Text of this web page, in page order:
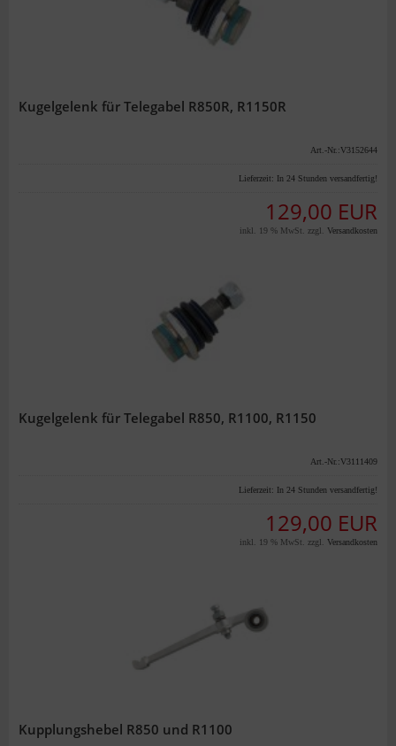
Kugelgelenk für Telegabel R850R, R1150R
Art.-Nr.:V3152644
Lieferzeit: In 24 Stunden versandfertig!
129,00 EUR
inkl. 19 % MwSt. zzgl. Versandkosten
Kugelgelenk für Telegabel R850, R1100, R1150
Art.-Nr.:V3111409
Lieferzeit: In 24 Stunden versandfertig!
129,00 EUR
inkl. 19 % MwSt. zzgl. Versandkosten
Kupplungshebel R850 und R1100